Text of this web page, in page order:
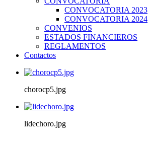
CONVOCATORIA 2023
CONVOCATORIA 2024
CONVENIOS
ESTADOS FINANCIEROS
REGLAMENTOS
Contactos
chorocp5.jpg
lidechoro.jpg